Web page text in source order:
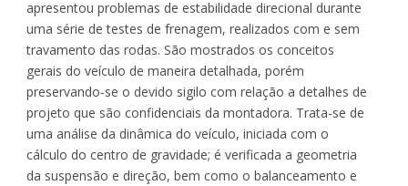
apresentou problemas de estabilidade direcional durante
uma série de testes de frenagem, realizados com e sem
travamento das rodas. São mostrados os conceitos
gerais do veículo de maneira detalhada, porém
preservando-se o devido sigilo com relação a detalhes de
projeto que são confidenciais da montadora. Trata-se de
uma análise da dinâmica do veículo, iniciada com o
cálculo do centro de gravidade; é verificada a geometria
da suspensão e direção, bem como o balanceamento e